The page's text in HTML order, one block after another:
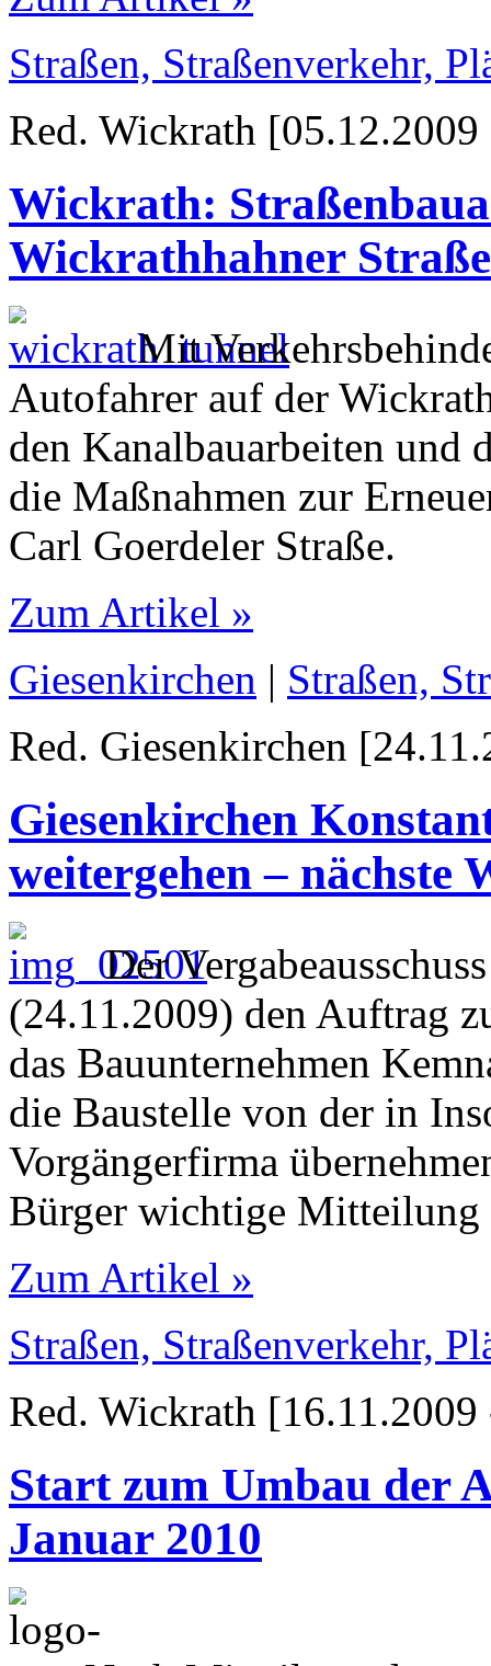
Straßen, Straßenverkehr,
Red. Wickrath
Wickrath:
Wickrathhahner Straße
Mit
Autofahrer auf der
den Kanalbauarbeiten und
die Maßnahmen zur
Carl Goerdeler Straße.
Zum Artikel »
Giesenkirchen | Straßen,
Red. Giesenkirchen
Giesenkirchen
weitergehen – nächste
Der
(24.11.2009) den Auftrag
das Bauunternehmen
die Baustelle von der in
Vorgängerfirma
Bürger wichtige Mitteilung
Zum Artikel »
Straßen, Straßenverkehr,
Red. Wickrath
Start zum Umbau der
Januar 2010